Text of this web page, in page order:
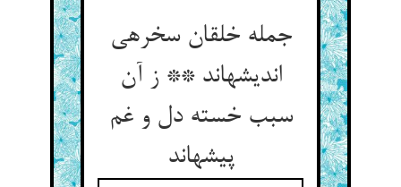
جمله خلقان سخره‏ی
اندیشه‏اند ** ز آن
سبب خسته دل و غم
پیشه‏اند